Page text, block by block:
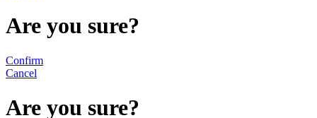
Are you sure?
Confirm
Cancel
Are you sure?